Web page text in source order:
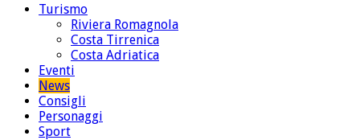
Turismo
Riviera Romagnola
Costa Tirrenica
Costa Adriatica
Eventi
News
Consigli
Personaggi
Sport